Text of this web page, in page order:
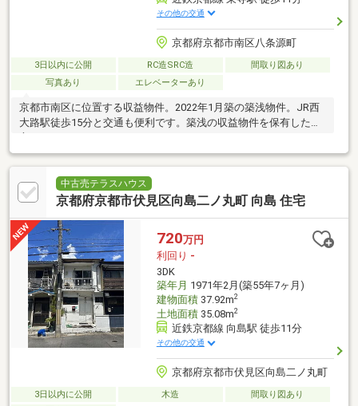
その他の交通
京都府京都市南区八条源町
3日以内に公開 RC造SRC造
間取り図あり
写真あり
エレベーターあり
京都市南区に位置する収益物件。2022年1月築の築浅物件。JR西
大路駅徒歩15分と交通も便利です。築浅の収益物件を保有したい
中古売テラスハウス
京都府京都市伏見区向島二ノ丸町 向島 住宅
720万円
利回り -
3DK
築年月 1971年2月(築55年7ヶ月)
建物面積37.92m2
土地面積35.08m2
近鉄京都線 向島駅 徒歩11分
その他の交通
京都府京都市伏見区向島二ノ丸町
3日以内に公開 木造
間取り図あり